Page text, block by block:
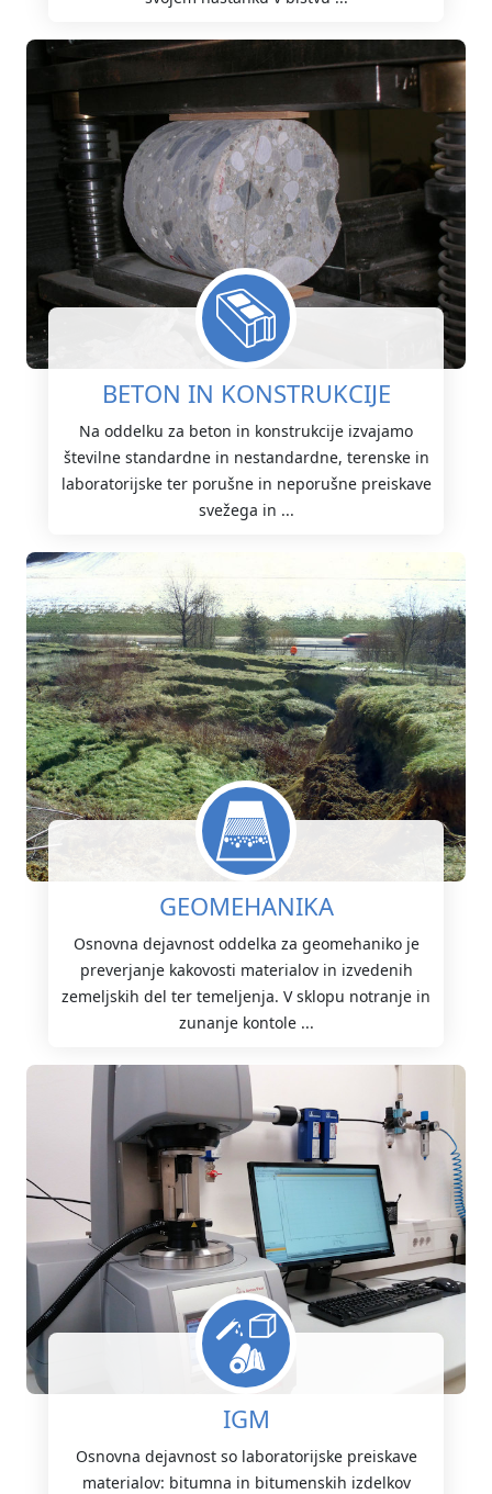
BETON IN KONSTRUKCIJE
Na oddelku za beton in konstrukcije izvajamo
številne standardne in nestandardne, terenske in
laboratorijske ter porušne in neporušne preiskave
svežega in ...
GEOMEHANIKA
Osnovna dejavnost oddelka za geomehaniko je
preverjanje kakovosti materialov in izvedenih
zemeljskih del ter temeljenja. V sklopu notranje in
zunanje kontole ...
IGM
Osnovna dejavnost so laboratorijske preiskave
materialov: bitumna in bitumenskih izdelkov